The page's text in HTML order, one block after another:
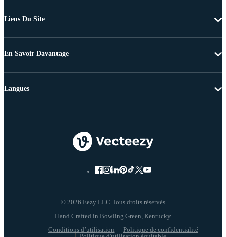
Liens Du Site
En Savoir Davantage
© 2026 Eezy LLC Tous droits réservés
Conditions d’utilisation
Politique de confidentialité
Langues